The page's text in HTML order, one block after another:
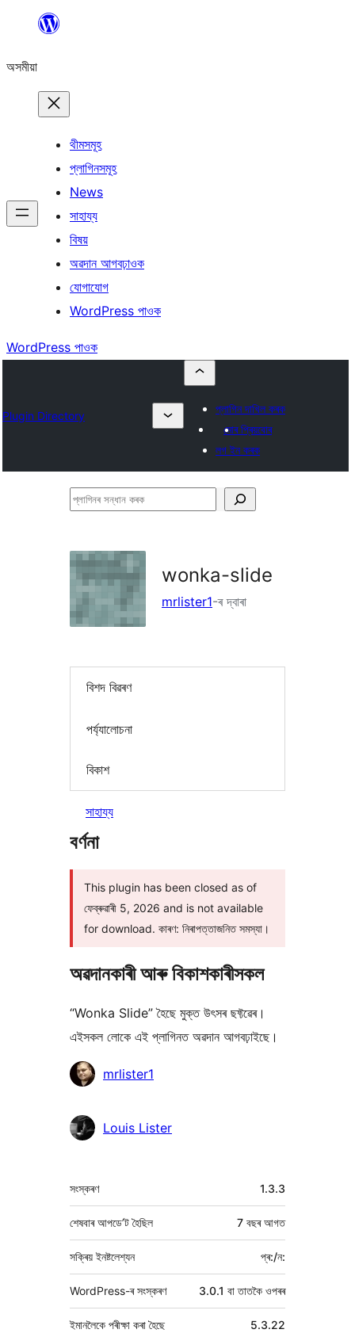
বিষয়বস্তুলৈ
অসমীয়া
থীমসমূহ
প্লাগিনসমূহ
News
সাহায্য
বিষয়
অৱদান আগবঢ়াওক
যোগাযোগ
WordPress পাওক
WordPress পাওক
Plugin Directory
প্লাগিন দাখিল কৰক
মোৰ প্ৰিয়বোৰ
লগ ইন কৰক
প্লাগিনৰ
wonka-slide
mrlister1-ৰ দ্বাৰা
বিশদ বিৱৰণ
পৰ্য্যালোচনা
বিকাশ
সাহায্য
বৰ্ণনা
This plugin has been closed as of
ফেব্ৰুৱাৰী 5, 2026 and is not available
for download. কাৰণ: নিৰাপত্তাজনিত সমস্যা।
অৱদানকাৰী আৰু বিকাশকাৰীসকল
“Wonka Slide” হৈছে মুক্ত উৎসৰ ছফ্টৱেৰ।
এইসকল লোকে এই প্লাগিনত অৱদান আগবঢ়াইছে।
অৱদানকাৰীসকল
mrlister1
Louis Lister
মেটা 1.3.3
সংস্কৰণ
7 বছৰআগত
শেষবাৰ আপডে’ট হৈছিল
সক্ৰিয় ইনষ্টলেশ্যন প্ৰ:/ন:
WordPress-ৰ সংস্কৰণ 3.0.1 বা তাতকৈ ওপৰৰ
ইমানলৈকে পৰীক্ষা কৰা হৈছে 5.3.22